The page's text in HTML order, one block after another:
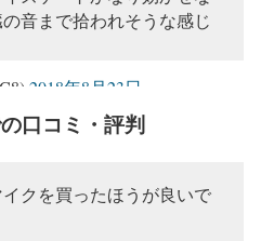
音まで拾われそうな感じ
2018年8月23日
口コミ・評判
クを買ったほうが良いで